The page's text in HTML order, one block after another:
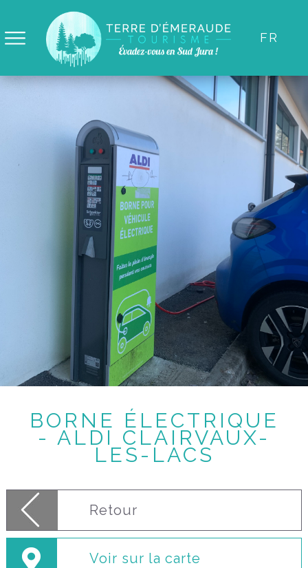
FR
BORNE ÉLECTRIQUE
- ALDI CLAIRVAUX-
LES-LACS
Retour
Voir sur la carte
Panneau de gestion des cookies